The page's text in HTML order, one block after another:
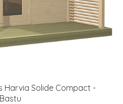
Harvia Solide Compact -
Bastu